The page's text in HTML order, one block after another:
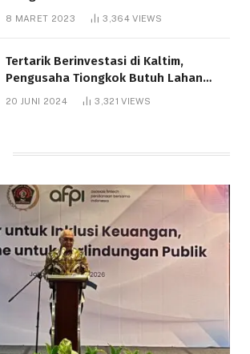
8 MARET 2023 3,364VIEWS
Tertarik Berinvestasi di Kaltim,
Pengusaha Tiongkok Butuh Lahan
20 JUNI 2024 3,321VIEWS